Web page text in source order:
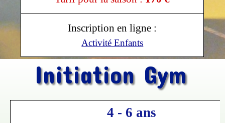
Inscription en ligne :
Activité Enfants
Initiation Gym
4 - 6 ans